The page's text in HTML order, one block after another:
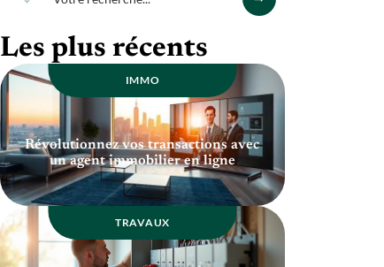
Les plus récents
IMMO
Révolutionnez vos transactions avec
un agent immobilier en ligne
TRAVAUX